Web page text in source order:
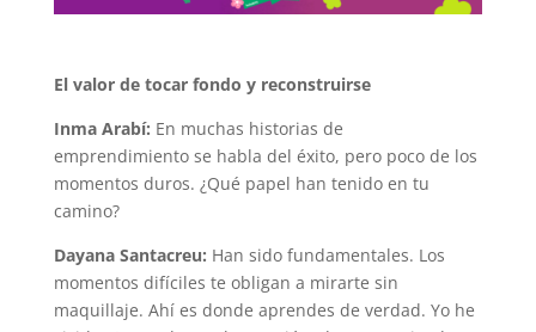
El valor de tocar fondo y reconstruirse
Inma Arabí: En muchas historias de
emprendimiento se habla del éxito, pero poco de los
momentos duros. ¿Qué papel han tenido en tu
camino?
Dayana Santacreu: Han sido fundamentales. Los
momentos difíciles te obligan a mirarte sin
maquillaje. Ahí es donde aprendes de verdad. Yo he